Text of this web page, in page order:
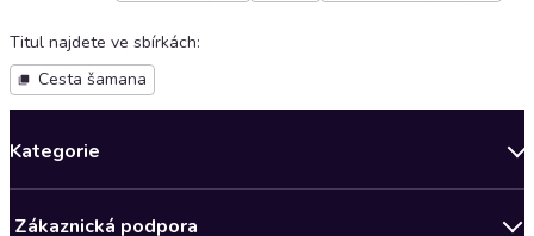
Titul najdete ve sbírkách:
Cesta šamana
Kategorie
Zákaznická podpora